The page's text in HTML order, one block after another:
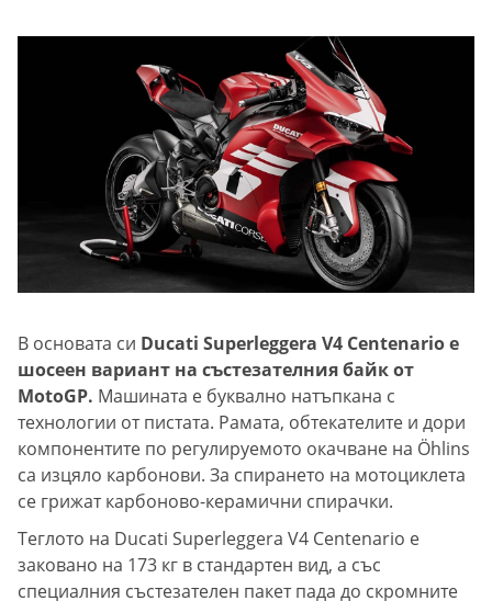
В основата си Ducati Superleggera V4 Centenario е
шосеен вариант на състезателния байк от
MotoGP. Машината е буквално натъпкана с
технологии от пистата. Рамата, обтекателите и дори
компонентите по регулируемото окачване на Öhlins
са изцяло карбонови. За спирането на мотоциклета
се грижат карбоново-керамични спирачки.
Теглото на Ducati Superleggera V4 Centenario е
заковано на 173 кг в стандартен вид, а със
специалния състезателен пакет пада до скромните